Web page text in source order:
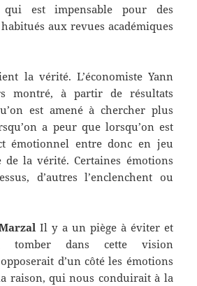
qui est impensable pour des
aux revues académiques
la vérité. L’économiste Yann
montré, à partir de résultats
est amené à chercher plus
a peur que lorsqu’on est
émotionnel entre donc en jeu
de la vérité. Certaines émotions
d’autres l’enclenchent ou
Il y a un piège à éviter et
tomber dans cette vision
d’un côté les émotions
raison, qui nous conduirait à la